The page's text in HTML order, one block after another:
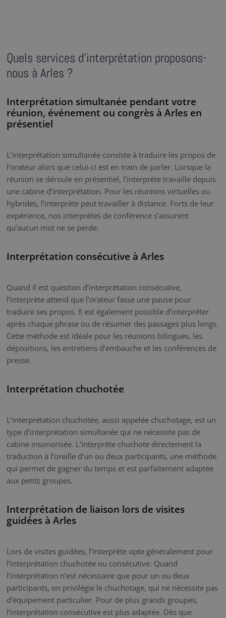
Quels services d’interprétation proposons-
nous à Arles ?
Interprétation simultanée pendant votre
réunion, événement ou congrès à Arles en
présentiel
L’interprétation simultanée consiste à traduire les propos de
l’orateur alors que celui-ci est en train de parler. Lorsque la
réunion se déroule en présentiel, l’interprète travaille depuis
une cabine d’interprétation. Pour les réunions virtuelles ou
hybrides, l’interprète peut travailler à distance. Forts de leur
expérience, nos interprètes de conférence s’assurent
qu’aucun mot ne se perde.
Interprétation consécutive à Arles
Quand il est question d’interprétation consécutive,
l’interprète attend que l’orateur fasse une pause pour
traduire ses propos. Il est également possible d’interpréter
après chaque phrase ou de résumer des passages plus longs.
Cette méthode est idéale pour les réunions bilingues, les
dépositions, les entretiens d’embauche et les conférences de
presse.
Interprétation chuchotée
L’interprétation chuchotée, aussi appelée chuchotage, est un
type d’interprétation simultanée qui ne nécessite pas de
cabine insonorisée. L’interprète chuchote directement la
traduction à l’oreille d’un ou deux participants, une méthode
qui permet de gagner du temps et est parfaitement adaptée
aux petits groupes.
Interprétation de liaison lors de visites
guidées à Arles
Lors de visites guidées, l’interprète opte généralement pour
l’interprétation chuchotée ou consécutive. Quand
l’interprétation n’est nécessaire que pour un ou deux
participants, on privilégie le chuchotage, qui ne nécessite pas
d’équipement particulier. Pour de plus grands groupes,
l’interprétation consécutive est plus adaptée. Dès que